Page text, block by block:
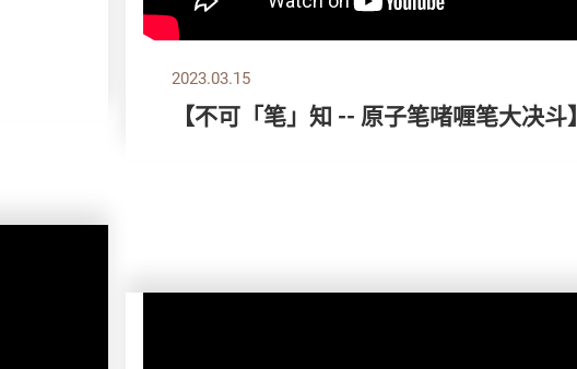
2023.03.15
【不可「笔」知 -- 原子笔啫喱笔大决斗】